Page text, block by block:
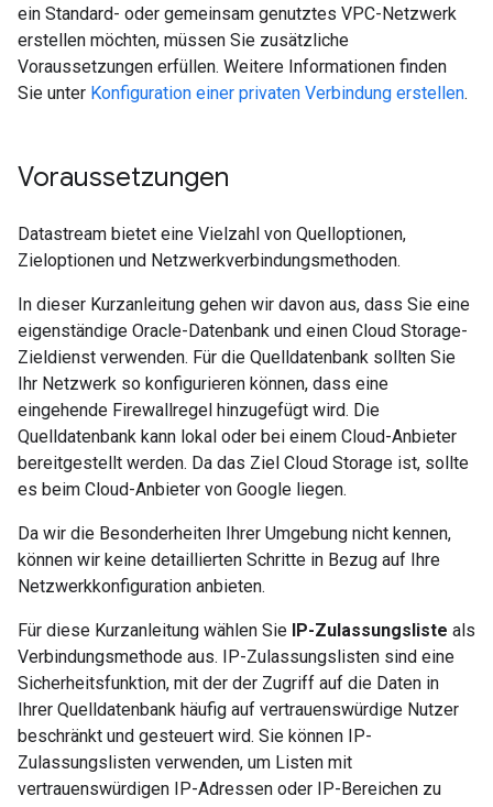
ein Standard- oder gemeinsam genutztes VPC-Netzwerk
erstellen möchten, müssen Sie zusätzliche
Voraussetzungen erfüllen. Weitere Informationen finden
Sie unter Konfiguration einer privaten Verbindung erstellen.
Voraussetzungen
Datastream bietet eine Vielzahl von Quelloptionen,
Zieloptionen und Netzwerkverbindungsmethoden.
In dieser Kurzanleitung gehen wir davon aus, dass Sie eine
eigenständige Oracle-Datenbank und einen Cloud Storage-
Zieldienst verwenden. Für die Quelldatenbank sollten Sie
Ihr Netzwerk so konfigurieren können, dass eine
eingehende Firewallregel hinzugefügt wird. Die
Quelldatenbank kann lokal oder bei einem Cloud-Anbieter
bereitgestellt werden. Da das Ziel Cloud Storage ist, sollte
es beim Cloud-Anbieter von Google liegen.
Da wir die Besonderheiten Ihrer Umgebung nicht kennen,
können wir keine detaillierten Schritte in Bezug auf Ihre
Netzwerkkonfiguration anbieten.
Für diese Kurzanleitung wählen Sie IP-Zulassungsliste als
Verbindungsmethode aus. IP-Zulassungslisten sind eine
Sicherheitsfunktion, mit der der Zugriff auf die Daten in
Ihrer Quelldatenbank häufig auf vertrauenswürdige Nutzer
beschränkt und gesteuert wird. Sie können IP-
Zulassungslisten verwenden, um Listen mit
vertrauenswürdigen IP-Adressen oder IP-Bereichen zu